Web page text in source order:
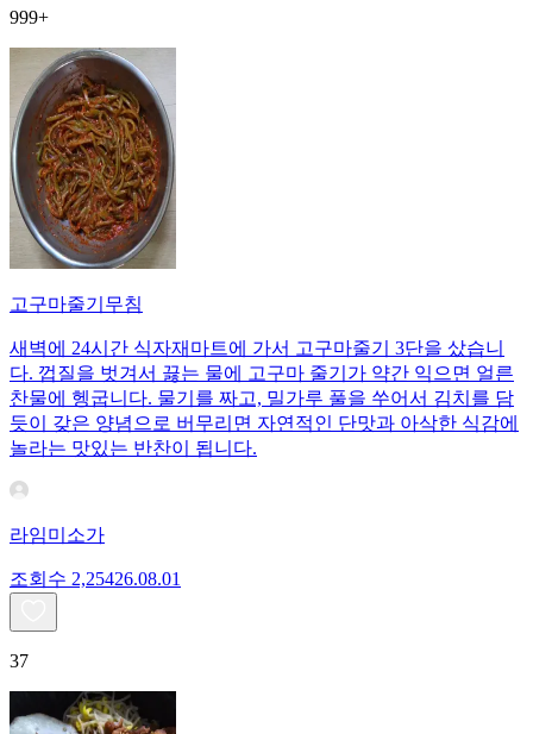
999+
고구마줄기무침
새벽에 24시간 식자재마트에 가서 고구마줄기 3단을 샀습니
다. 껍질을 벗겨서 끓는 물에 고구마 줄기가 약간 익으면 얼른
찬물에 헹굽니다. 물기를 짜고, 밀가루 풀을 쑤어서 김치를 담
듯이 갖은 양념으로 버무리면 자연적인 단맛과 아삭한 식감에
놀라는 맛있는 반찬이 됩니다.
라임미소가
조회수 2,25426.08.01
37